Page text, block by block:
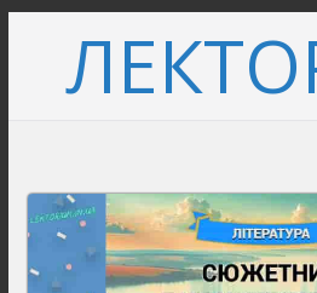
вмісту